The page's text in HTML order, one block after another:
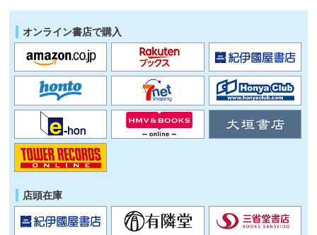
オンライン書店で購入
店頭在庫